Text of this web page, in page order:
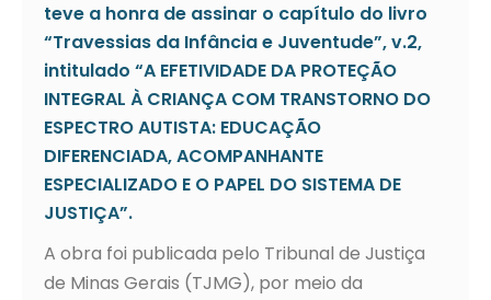
teve a honra de assinar o capítulo do livro
“Travessias da Infância e Juventude”, v.2,
intitulado “A EFETIVIDADE DA PROTEÇÃO
INTEGRAL À CRIANÇA COM TRANSTORNO DO
ESPECTRO AUTISTA: EDUCAÇÃO
DIFERENCIADA, ACOMPANHANTE
ESPECIALIZADO E O PAPEL DO SISTEMA DE
JUSTIÇA”.
A obra foi publicada pelo Tribunal de Justiça
de Minas Gerais (TJMG), por meio da